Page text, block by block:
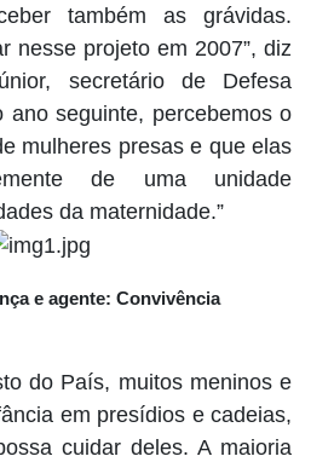
também as grávidas.
nesse projeto em 2007”, diz
secretário de Defesa
ano seguinte, percebemos o
mulheres presas e que elas
de uma unidade
da maternidade.”
e agente: Convivência
do País, muitos meninos e
em presídios e cadeias,
cuidar deles. A maioria